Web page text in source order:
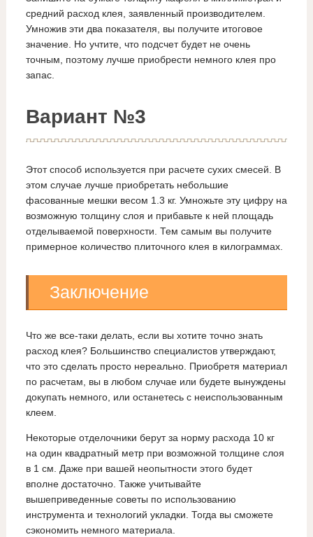
средний расход клея, заявленный производителем.
Умножив эти два показателя, вы получите итоговое
значение. Но учтите, что подсчет будет не очень
точным, поэтому лучше приобрести немного клея про
запас.
Вариант №3
Этот способ используется при расчете сухих смесей. В
этом случае лучше приобретать небольшие
фасованные мешки весом 1.3 кг. Умножьте эту цифру на
возможную толщину слоя и прибавьте к ней площадь
отделываемой поверхности. Тем самым вы получите
примерное количество плиточного клея в килограммах.
Заключение
Что же все-таки делать, если вы хотите точно знать
расход клея? Большинство специалистов утверждают,
что это сделать просто нереально. Приобретя материал
по расчетам, вы в любом случае или будете вынуждены
докупать немного, или останетесь с неиспользованным
клеем.
Некоторые отделочники берут за норму расхода 10 кг
на один квадратный метр при возможной толщине слоя
в 1 см. Даже при вашей неопытности этого будет
вполне достаточно. Также учитывайте
вышеприведенные советы по использованию
инструмента и технологий укладки. Тогда вы сможете
сэкономить немного материала.